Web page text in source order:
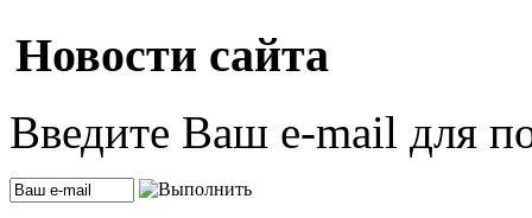
Новости сайта
Введите Ваш e-mail для